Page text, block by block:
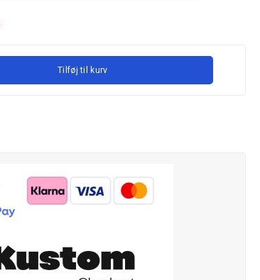
Tilføj til kurv